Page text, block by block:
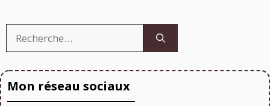
Mon réseau sociaux